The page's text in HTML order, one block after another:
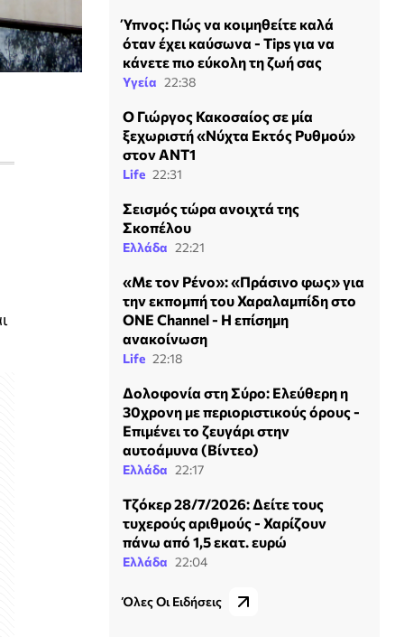
Ύπνος: Πώς να κοιμηθείτε καλά
όταν έχει καύσωνα - Τips για να
κάνετε πιο εύκολη τη ζωή σας
Υγεία 22:38
Ο Γιώργος Κακοσαίος σε μία
ξεχωριστή «Νύχτα Εκτός Ρυθμού»
στον ΑΝΤ1
Life 22:31
Σεισμός τώρα ανοιχτά της
Σκοπέλου
Ελλάδα 22:21
«Με τον Ρένο»: «Πράσινο φως» για
την εκπομπή του Χαραλαμπίδη στο
ONE Channel - Η επίσημη
ανακοίνωση
Life 22:18
Δολοφονία στη Σύρο: Ελεύθερη η
30χρονη με περιοριστικούς όρους -
Επιμένει το ζευγάρι στην
αυτοάμυνα (Βίντεο)
Ελλάδα 22:17
Τζόκερ 28/7/2026: Δείτε τους
τυχερούς αριθμούς - Χαρίζουν
πάνω από 1,5 εκατ. ευρώ
Ελλάδα 22:04
Όλες Οι Ειδήσεις